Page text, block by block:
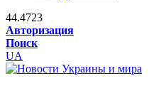
44.4723
Авторизация
Поиск
UA